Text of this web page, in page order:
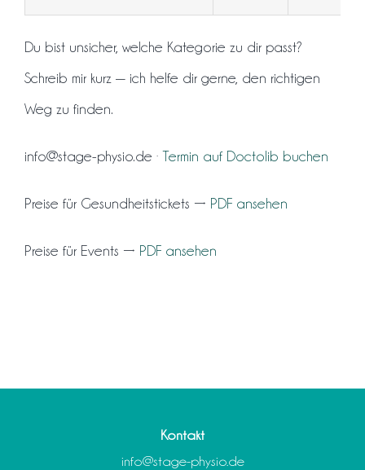
Du bist unsicher, welche Kategorie zu dir passt?
Schreib mir kurz — ich helfe dir gerne, den richtigen
Weg zu finden.
info@stage-physio.de · Termin auf Doctolib buchen
Preise für Gesundheitstickets → PDF ansehen
Preise für Events → PDF ansehen
Kontakt
info@stage-physio.de